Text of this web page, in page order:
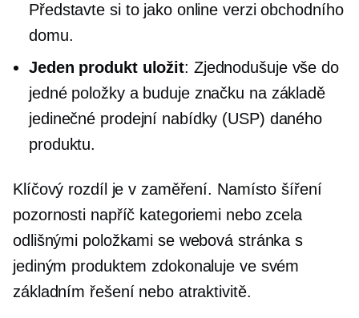
Představte si to jako online verzi obchodního
domu.
Jeden produktuložit: Zjednodušuje vše do
jedné položky a buduje značku na základě
jedinečné prodejní nabídky (USP) daného
produktu.
Klíčový rozdíl je v zaměření. Namísto šíření
pozornosti napříč kategoriemi nebo zcela
odlišnými položkami se webová stránka s
jediným produktem zdokonaluje ve svém
základním řešení nebo atraktivitě.